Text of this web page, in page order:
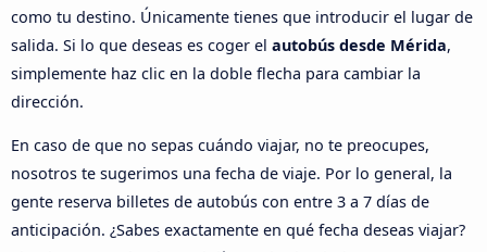
como tu destino. Únicamente tienes que introducir el lugar de
salida. Si lo que deseas es coger el autobús desde Mérida,
simplemente haz clic en la doble flecha para cambiar la
dirección.
En caso de que no sepas cuándo viajar, no te preocupes,
nosotros te sugerimos una fecha de viaje. Por lo general, la
gente reserva billetes de autobús con entre 3 a 7 días de
anticipación. ¿Sabes exactamente en qué fecha deseas viajar?